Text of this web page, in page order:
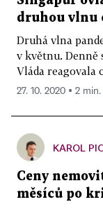
druhou vlnu
Druhá vlna
v květnu. Denně
Vláda reagovala
27. 10. 2020 ▪ 2
KAROL
Ceny
měsíců po